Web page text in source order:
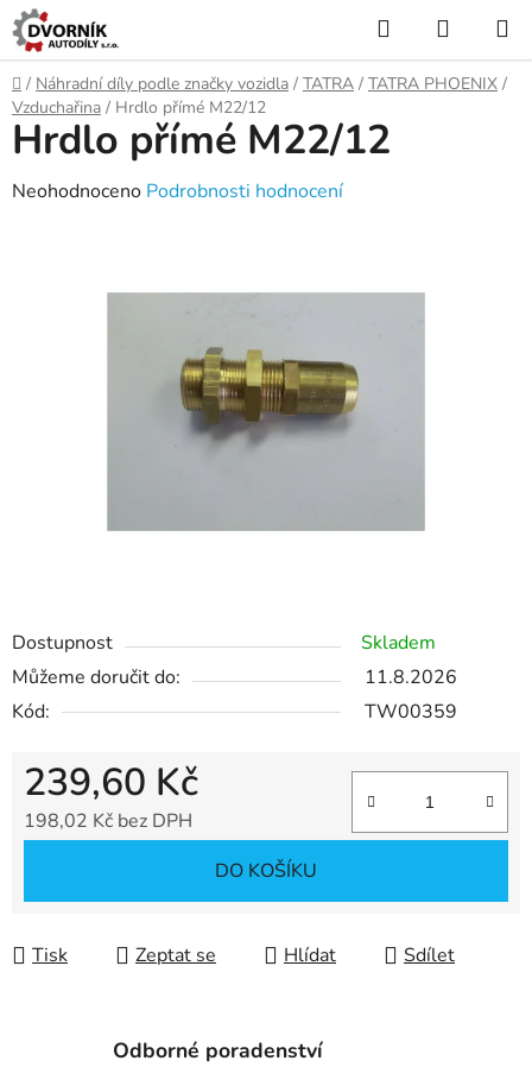
Přejít
na
obsah
Hledat
KOŠÍK
Domů
/ Náhradní díly podle značky vozidla / TATRA / TATRA PHOENIX /
Vzduchařina / Hrdlo přímé M22/12
Dostupnost
Skladem
Můžeme doručit do:
11.8.2026
Kód:
TW00359
239,60 Kč
198,02 Kč bez DPH
DO KOŠÍKU
Tisk Zeptat se Hlídat Sdílet
Hrdlo přímé M22/12
Průměrné
Neohodnoceno Podrobnosti hodnocení
Odborné poradenství